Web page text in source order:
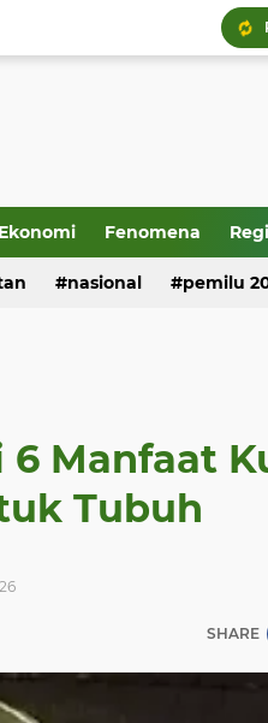
Ekonomi Fenomena
nasional pemilu
6 Manfaat
Tubuh
SHARE